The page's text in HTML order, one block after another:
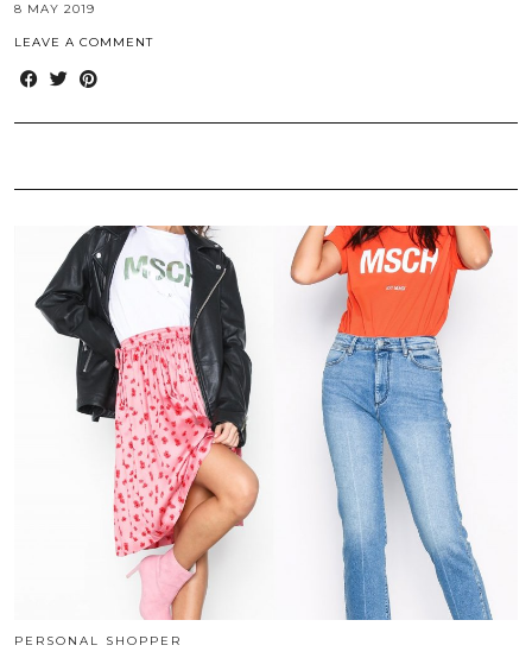
8 MAY 2019
LEAVE A COMMENT
PERSONAL SHOPPER